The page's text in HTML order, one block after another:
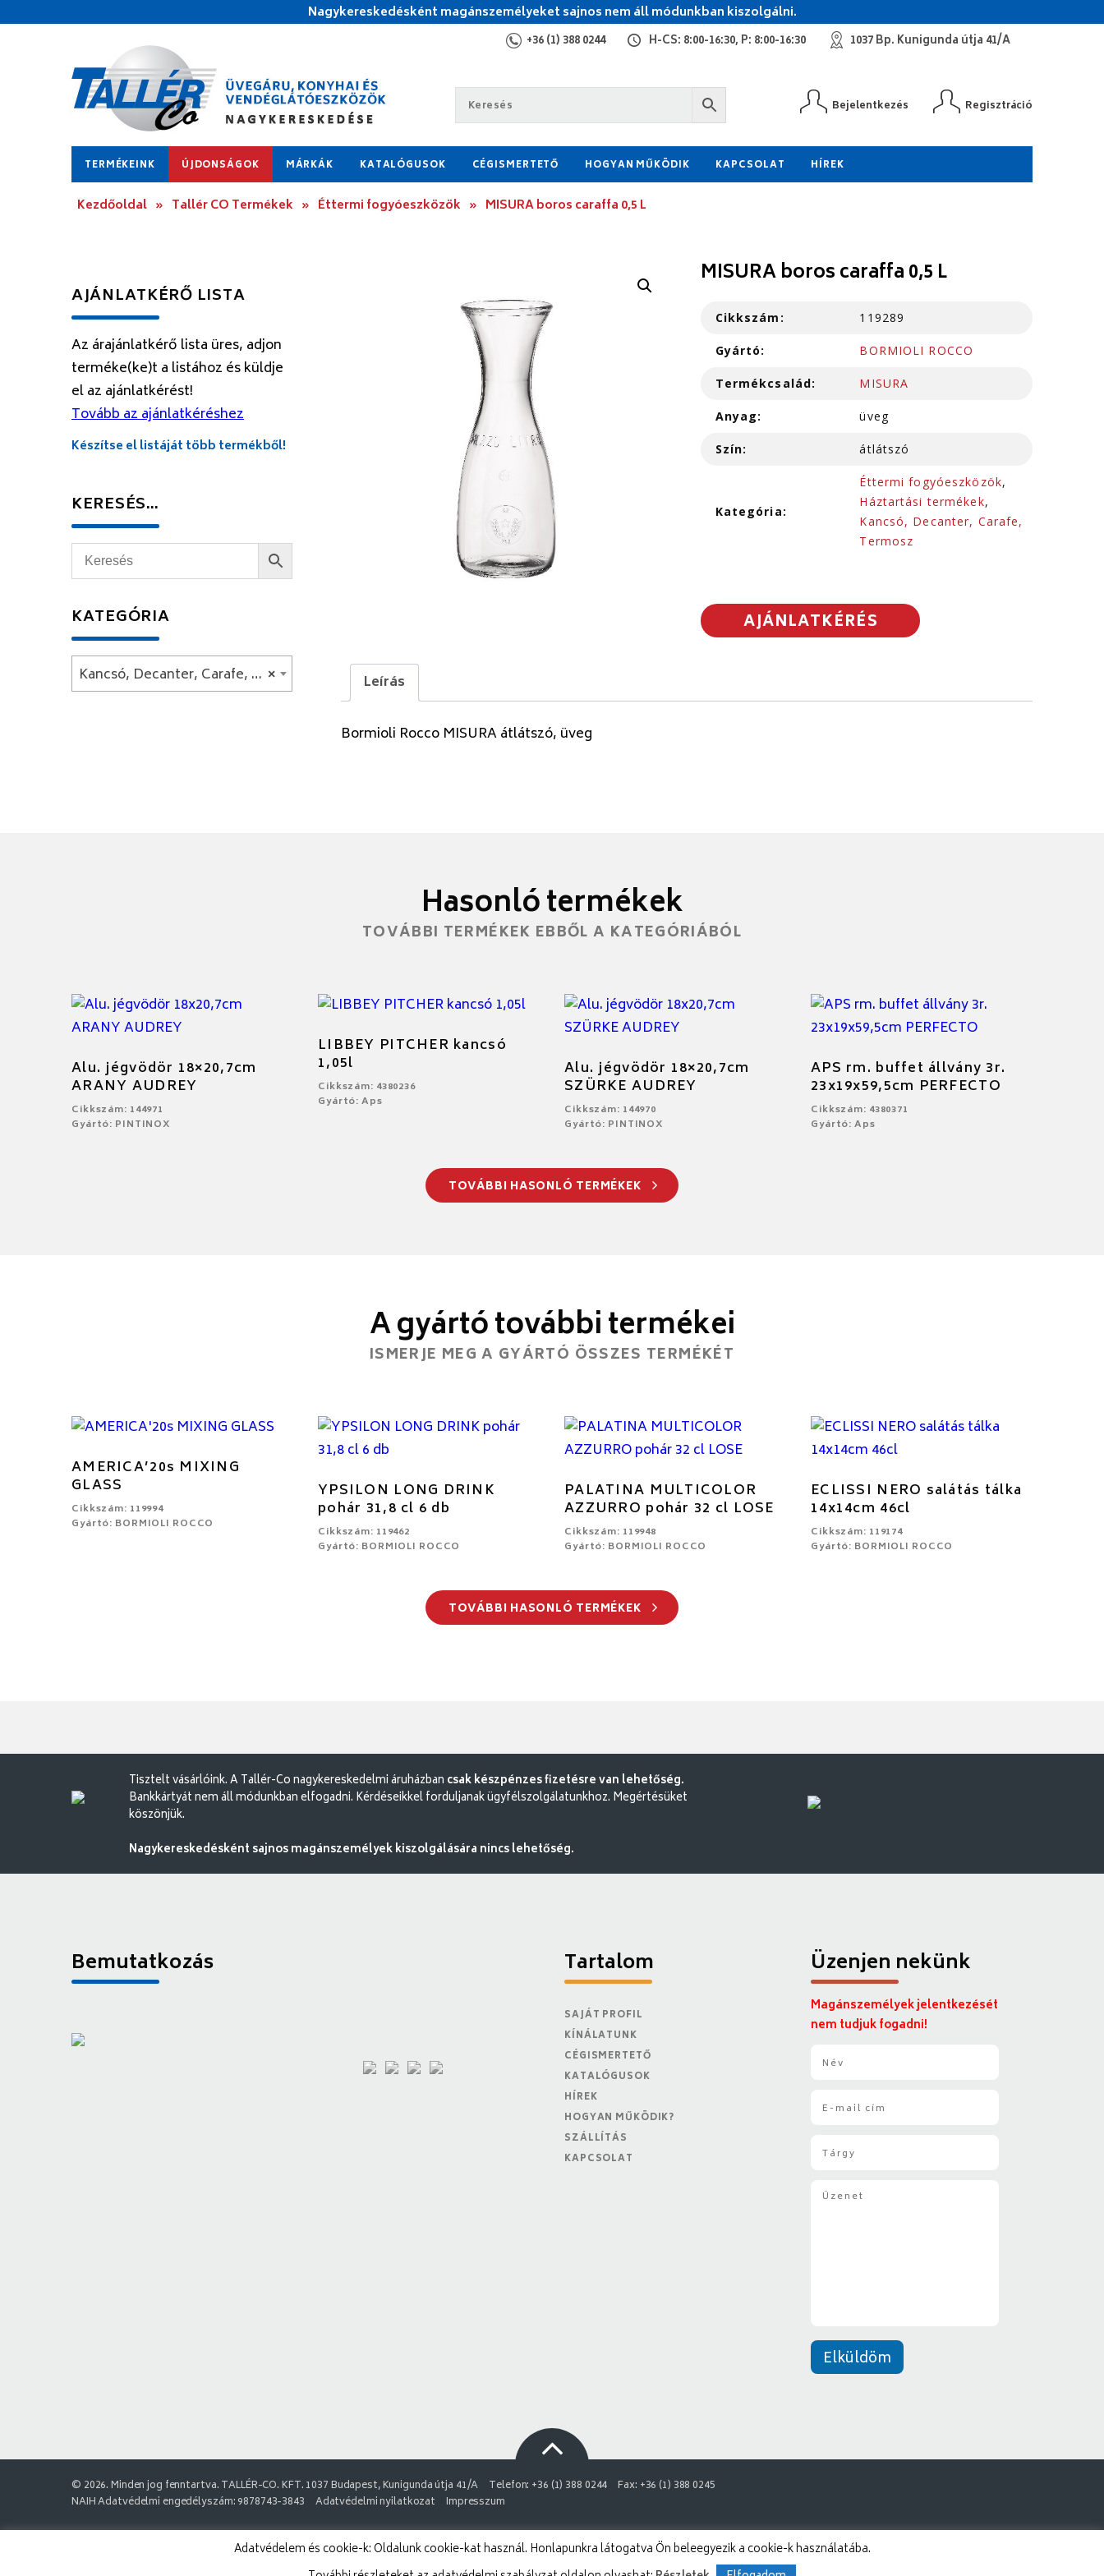
Nagykereskedésként magánszemélyeket sajnos nem áll módunkban kiszolgálni.
+36 (1) 388 0244 H-CS: 8:00-16:30, P: 8:00-16:30 1037 Bp. Kunigunda útja 41/A
Bejelentkezés Regisztráció
TERMÉKEINK ÚJDONSÁGOK MÁRKÁK KATALÓGUSOK CÉGISMERTETŐ HOGYAN MŰKÖDIK KAPCSOLAT HÍREK
Kezdőoldal » Tallér CO Termékek » Éttermi fogyóeszközök » MISURA boros caraffa 0,5 L
MISURA boros caraffa 0,5 L
Cikkszám: 119289
Gyártó: BORMIOLI ROCCO
Termékcsalád: MISURA
Anyag: üveg
Szín: átlátszó
Kategória:
Éttermi fogyóeszközök,
Háztartási termékek,
Kancsó, Decanter, Carafe,
Termosz
AJÁNLATKÉRÉS
Leírás
Bormioli Rocco MISURA átlátszó, üveg
AJÁNLATKÉRŐ LISTA
Az árajánlatkérő lista üres, adjon
terméke(ke)t a listához és küldje
el az ajánlatkérést!
Tovább az ajánlatkéréshez
Készítse el listáját több termékből!
KERESÉS…
KATEGÓRIA
×
Kancsó, Decanter, Carafe, Termosz
Hasonló termékek
TOVÁBBI TERMÉKEK EBBŐL A KATEGÓRIÁBÓL
Alu. jégvödör 18×20,7cm
ARANY AUDREY
Cikkszám: 144971
Gyártó: PINTINOX
LIBBEY PITCHER kancsó
1,05l
Cikkszám: 4380236
Gyártó: Aps
Alu. jégvödör 18×20,7cm
SZÜRKE AUDREY
Cikkszám: 144970
Gyártó: PINTINOX
APS rm. buffet állvány 3r.
23x19x59,5cm PERFECTO
Cikkszám: 4380371
Gyártó: Aps
TOVÁBBI HASONLÓ TERMÉKEK
A gyártó további termékei
ISMERJE MEG A GYÁRTÓ ÖSSZES TERMÉKÉT
AMERICA’20s MIXING
GLASS
Cikkszám: 119994
Gyártó: BORMIOLI ROCCO
YPSILON LONG DRINK
pohár 31,8 cl 6 db
Cikkszám: 119462
Gyártó: BORMIOLI ROCCO
PALATINA MULTICOLOR
AZZURRO pohár 32 cl LOSE
Cikkszám: 119948
Gyártó: BORMIOLI ROCCO
ECLISSI NERO salátás tálka
14x14cm 46cl
Cikkszám: 119174
Gyártó: BORMIOLI ROCCO
TOVÁBBI HASONLÓ TERMÉKEK
Tisztelt vásárlóink. A Tallér-Co nagykereskedelmi áruházban csak készpénzes fizetésre van lehetőség.
Bankkártyát nem áll módunkban elfogadni. Kérdéseikkel forduljanak ügyfélszolgálatunkhoz. Megértésüket
köszönjük.
Nagykereskedésként sajnos magánszemélyek kiszolgálására nincs lehetőség.
Bemutatkozás Tartalom
SAJÁT PROFIL
KÍNÁLATUNK
CÉGISMERTETŐ
KATALÓGUSOK
HÍREK
HOGYAN MŰKÖDIK?
SZÁLLÍTÁS
KAPCSOLAT
Üzenjen nekünk
Magánszemélyek jelentkezését
nem tudjuk fogadni!
Elküldöm
© 2026. Minden jog fenntartva. TALLÉR-CO. KFT. 1037 Budapest, Kunigunda útja 41/A Telefon: +36 (1) 388 0244
Fax: +36 (1) 388 0245
NAIH Adatvédelmi engedélyszám: 9878743-3843
Adatvédelmi nyilatkozat Impresszum
Adatvédelem és cookie-k: Oldalunk cookie-kat használ. Honlapunkra látogatva Ön beleegyezik a cookie-k használatába.